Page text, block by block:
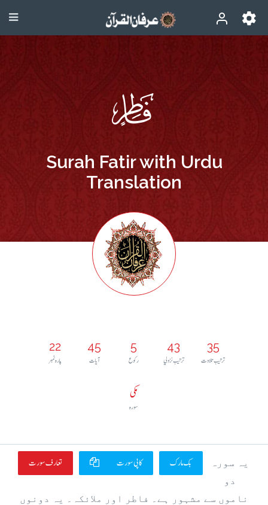
Surah Fatir with Urdu
Translation
22
پارہ نمبر
45
آيات
5
رکوع
43
ترتيب نزولي
35
ترتيب تلاوت
مکی
سورہ
تعارف سورت کاپی سورت بک مارک
یہ سورہ
دو
ناموں سے مشہور ہے۔ فاطر اور ملائکہ۔ یہ دونوں